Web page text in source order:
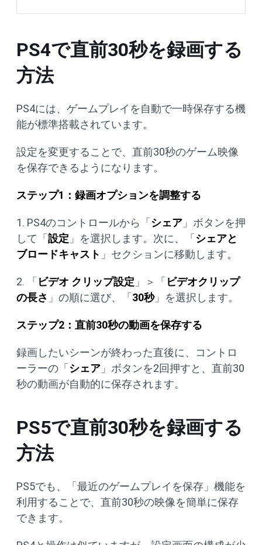
PS4で直前30秒を録画する
方法
PS4には、ゲームプレイを自動で一時保存する機
能が標準搭載されています。
設定を変更することで、直前30秒のゲーム映像
を保存できるようになります。
ステップ1：録画オプションを調整する
1. PS4のコントロールから「シェア 」ボタンを押
して「設定 」を選択します。次に、「シェアと
ブロードキャスト 」セクションに移動します。
2. 「ビデオ クリップ設定 」＞「ビデオクリップ
の長さ 」の順に選び、「30秒」を選択します。
ステップ2：直前30秒の動画を保存する
録画したいシーンが終わった直後に、コントロ
ーラーの「シェア 」ボタンを2回押すと、直前30
秒の動画が自動的に保存されます。
PS5で直前30秒を録画する
方法
PS5でも、「最近のゲームプレイを保存」機能を
利用することで、直前30秒の映像を簡単に保存
できます。